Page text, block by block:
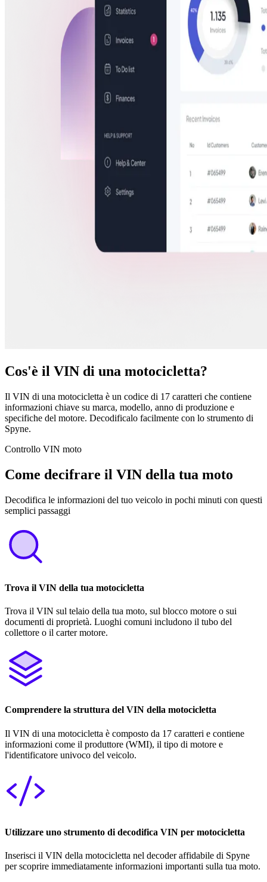
Cos'è il VIN di una motocicletta?
Il VIN di una motocicletta è un codice di 17 caratteri che contiene
informazioni chiave su marca, modello, anno di produzione e
specifiche del motore. Decodificalo facilmente con lo strumento di
Spyne.
Controllo VIN moto
Come decifrare il VIN della tua moto
Decodifica le informazioni del tuo veicolo in pochi minuti con questi
semplici passaggi
Trova il VIN della tua motocicletta
Trova il VIN sul telaio della tua moto, sul blocco motore o sui
documenti di proprietà. Luoghi comuni includono il tubo del
collettore o il carter motore.
Comprendere la struttura del VIN della motocicletta
Il VIN di una motocicletta è composto da 17 caratteri e contiene
informazioni come il produttore (WMI), il tipo di motore e
l'identificatore univoco del veicolo.
Utilizzare uno strumento di decodifica VIN per motocicletta
Inserisci il VIN della motocicletta nel decoder affidabile di Spyne
per scoprire immediatamente informazioni importanti sulla tua moto.